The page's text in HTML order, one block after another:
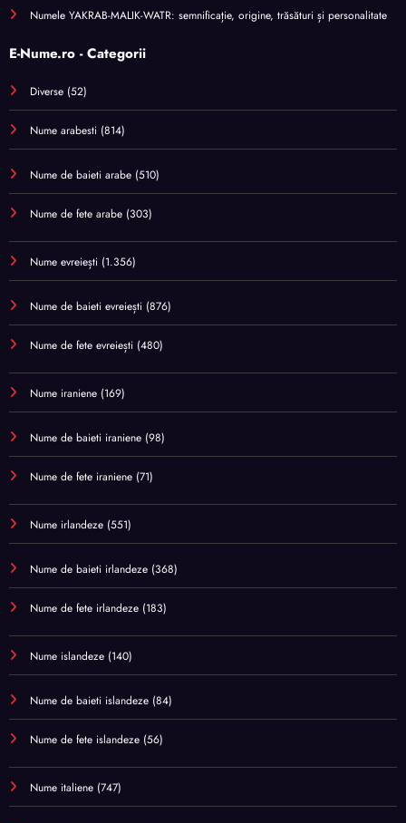
Numele YAKRAB-MALIK-WATR: semnificație, origine, trăsături și personalitate
E-Nume.ro - Categorii
Diverse (52)
Nume arabesti (814)
Nume de baieti arabe (510)
Nume de fete arabe (303)
Nume evreiești (1.356)
Nume de baieti evreiești (876)
Nume de fete evreiești (480)
Nume iraniene (169)
Nume de baieti iraniene (98)
Nume de fete iraniene (71)
Nume irlandeze (551)
Nume de baieti irlandeze (368)
Nume de fete irlandeze (183)
Nume islandeze (140)
Nume de baieti islandeze (84)
Nume de fete islandeze (56)
Nume italiene (747)